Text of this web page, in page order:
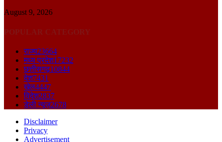
August 9, 2026
राज्य23664
मध्य प्रदेश17232
छत्तीसगढ़10844
देश7431
खेल4447
विदेश2837
डेली न्यूज़2678
Disclaimer
Privacy
Advertisement